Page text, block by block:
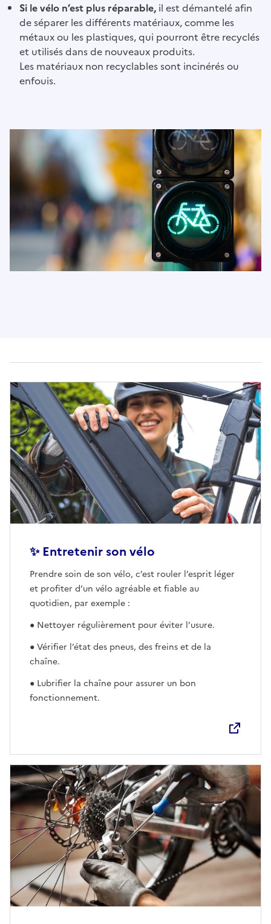
Si le vélo n’est plus réparable, il est démantelé afin
de séparer les différents matériaux, comme les
métaux ou les plastiques, qui pourront être recyclés
et utilisés dans de nouveaux produits.
Les matériaux non recyclables sont incinérés ou
enfouis.
✨ Entretenir son vélo
Ouvre une nouvelle fenêtre
Prendre soin de son vélo, c’est rouler l’esprit léger
et profiter d’un vélo agréable et fiable au
quotidien, par exemple :
● Nettoyer régulièrement pour éviter l’usure.
● Vérifier l’état des pneus, des freins et de la
chaîne.
● Lubrifier la chaîne pour assurer un bon
fonctionnement.